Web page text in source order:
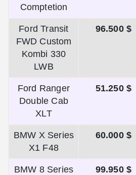
Comptetion
Ford Transit
FWD Custom
Kombi 330
LWB
96.500 $
Ford Ranger
Double Cab
XLT
51.250 $
BMW X Series
X1 F48
60.000 $
BMW 8 Series
99.950 $